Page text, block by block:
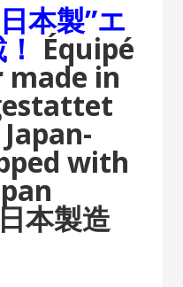
本製”エ
Équipé
made in
with
本製造